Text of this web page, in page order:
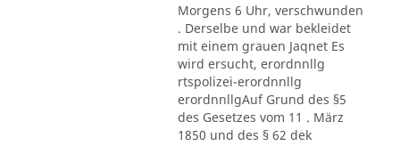
Morgens 6 Uhr, verschwunden
. Derselbe und war bekleidet
mit einem grauen Jaqnet Es
wird ersucht, erordnnllg
rtspolizei-erordnnllg
erordnnllgAuf Grund des §5
des Gesetzes vom 11 . März
1850 und des § 62 dek